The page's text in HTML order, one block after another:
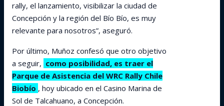
rally, el lanzamiento, visibilizar la ciudad de
Concepción y la región del Bío Bío, es muy
relevante para nosotros”, aseguró.
Por último, Muñoz confesó que otro objetivo
a seguir, como posibilidad, es traer el
Parque de Asistencia del WRC Rally Chile
Biobío , hoy ubicado en el Casino Marina de
Sol de Talcahuano, a Concepción.